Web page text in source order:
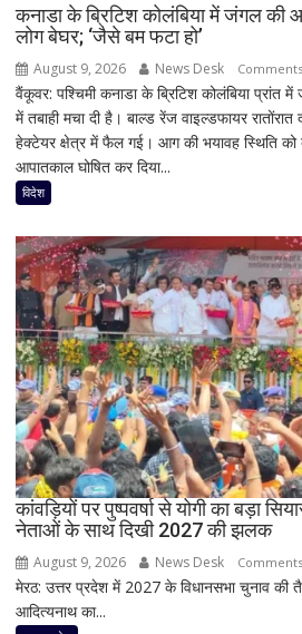
कनाडा के ब्रिटिश कोलंबिया में जंगल की
लोग बेघर; ‘जैसे बम फटा हो’
August 9, 2026 News Desk
वैंकूवर: पश्चिमी कनाडा के ब्रिटिश कोलंबिया
में तबाही मचा दी है। बाल्ड रेंज वाइल्डफायर
हेक्टेयर क्षेत्र में फैल गई। आग की भयावह स्थिति को
आपातकाल घोषित कर दिया...
विदेश
कांवड़ियों पर पुष्पवर्षा से योगी का बड़ा
नेताओं के साथ दिखी 2027 की झलक
August 9, 2026 News Desk
मेरठ: उत्तर प्रदेश में 2027 के विधानसभा चुनाव की
आदित्यनाथ का...